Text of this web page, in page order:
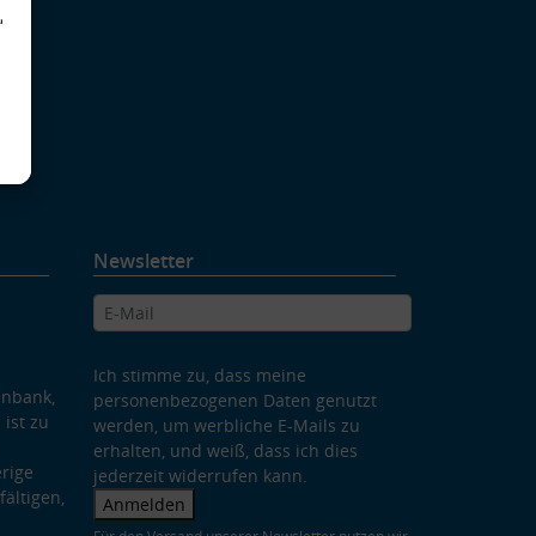
ist zu
Newsletter
Ich stimme zu, dass meine
personenbezogenen Daten genutzt
werden, um werbliche E-Mails zu
erhalten, und weiß, dass ich dies
jederzeit widerrufen kann.
Anmelden